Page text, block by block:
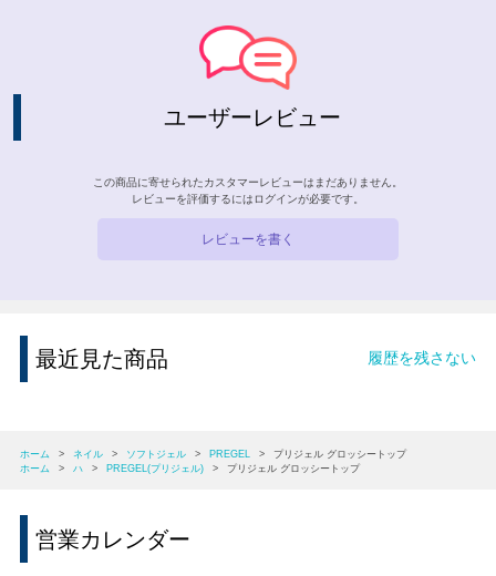
ユーザーレビュー
この商品に寄せられたカスタマーレビューはまだありません。
レビューを評価するには ログインが必要です。
レビューを書く
最近見た商品 履歴を残さない
ホーム > ネイル > ソフトジェル > PREGEL >
プリジェル グロッシートップ
ホーム
> ハ > PREGEL(プリジェル) > プリジェル グロッシートップ
営業カレンダー